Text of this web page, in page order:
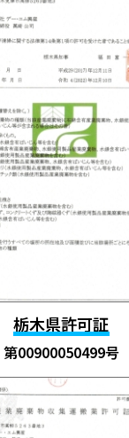
栃木県許可証
第00900050499号